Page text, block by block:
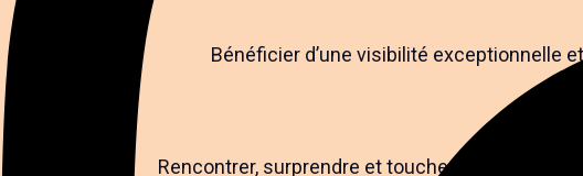
Bénéficier d’une visibilité exceptionnelle
Rencontrer, surprendre et toucher un public